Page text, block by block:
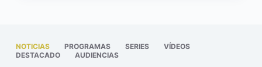
NOTICIAS PROGRAMAS SERIES
VÍDEOS
DESTACADO
AUDIENCIAS